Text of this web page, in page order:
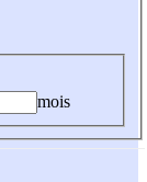
mois